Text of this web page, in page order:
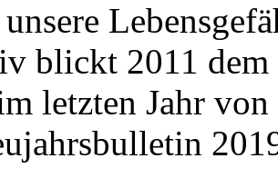
unsere
blickt 2011
letzten Jahr